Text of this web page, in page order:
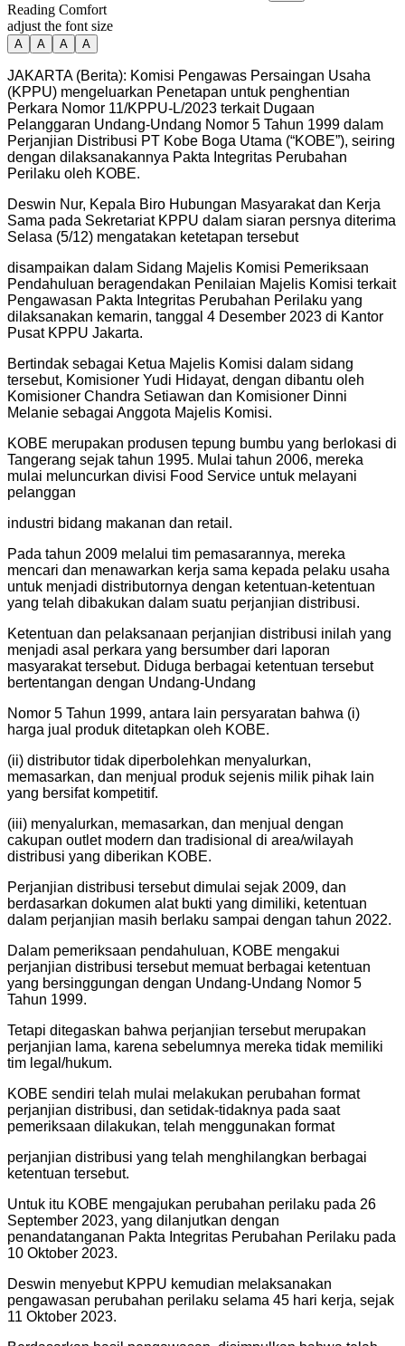
Reading Comfort
adjust the font size
A A A A
JAKARTA (Berita): Komisi Pengawas Persaingan Usaha
(KPPU) mengeluarkan Penetapan untuk penghentian
Perkara Nomor 11/KPPU-L/2023 terkait Dugaan
Pelanggaran Undang-Undang Nomor 5 Tahun 1999 dalam
Perjanjian Distribusi PT Kobe Boga Utama (“KOBE”), seiring
dengan dilaksanakannya Pakta Integritas Perubahan
Perilaku oleh KOBE.
Deswin Nur, Kepala Biro Hubungan Masyarakat dan Kerja
Sama pada Sekretariat KPPU dalam siaran persnya diterima
Selasa (5/12) mengatakan ketetapan tersebut
disampaikan dalam Sidang Majelis Komisi Pemeriksaan
Pendahuluan beragendakan Penilaian Majelis Komisi terkait
Pengawasan Pakta Integritas Perubahan Perilaku yang
dilaksanakan kemarin, tanggal 4 Desember 2023 di Kantor
Pusat KPPU Jakarta.
Bertindak sebagai Ketua Majelis Komisi dalam sidang
tersebut, Komisioner Yudi Hidayat, dengan dibantu oleh
Komisioner Chandra Setiawan dan Komisioner Dinni
Melanie sebagai Anggota Majelis Komisi.
KOBE merupakan produsen tepung bumbu yang berlokasi di
Tangerang sejak tahun 1995. Mulai tahun 2006, mereka
mulai meluncurkan divisi Food Service untuk melayani
pelanggan
industri bidang makanan dan retail.
Pada tahun 2009 melalui tim pemasarannya, mereka
mencari dan menawarkan kerja sama kepada pelaku usaha
untuk menjadi distributornya dengan ketentuan-ketentuan
yang telah dibakukan dalam suatu perjanjian distribusi.
Ketentuan dan pelaksanaan perjanjian distribusi inilah yang
menjadi asal perkara yang bersumber dari laporan
masyarakat tersebut. Diduga berbagai ketentuan tersebut
bertentangan dengan Undang-Undang
Nomor 5 Tahun 1999, antara lain persyaratan bahwa (i)
harga jual produk ditetapkan oleh KOBE.
(ii) distributor tidak diperbolehkan menyalurkan,
memasarkan, dan menjual produk sejenis milik pihak lain
yang bersifat kompetitif.
(iii) menyalurkan, memasarkan, dan menjual dengan
cakupan outlet modern dan tradisional di area/wilayah
distribusi yang diberikan KOBE.
Perjanjian distribusi tersebut dimulai sejak 2009, dan
berdasarkan dokumen alat bukti yang dimiliki, ketentuan
dalam perjanjian masih berlaku sampai dengan tahun 2022.
Dalam pemeriksaan pendahuluan, KOBE mengakui
perjanjian distribusi tersebut memuat berbagai ketentuan
yang bersinggungan dengan Undang-Undang Nomor 5
Tahun 1999.
Tetapi ditegaskan bahwa perjanjian tersebut merupakan
perjanjian lama, karena sebelumnya mereka tidak memiliki
tim legal/hukum.
KOBE sendiri telah mulai melakukan perubahan format
perjanjian distribusi, dan setidak-tidaknya pada saat
pemeriksaan dilakukan, telah menggunakan format
perjanjian distribusi yang telah menghilangkan berbagai
ketentuan tersebut.
Untuk itu KOBE mengajukan perubahan perilaku pada 26
September 2023, yang dilanjutkan dengan
penandatanganan Pakta Integritas Perubahan Perilaku pada
10 Oktober 2023.
Deswin menyebut KPPU kemudian melaksanakan
pengawasan perubahan perilaku selama 45 hari kerja, sejak
11 Oktober 2023.